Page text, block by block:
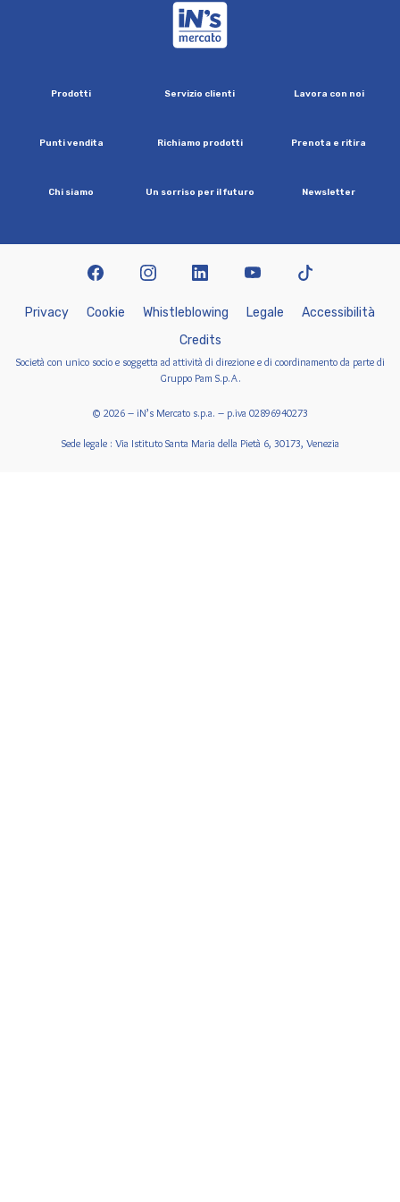
Prodotti Servizio clienti Lavora con noi
Puntivendita Richiamo prodotti Prenota e ritira
Chi siamo Un sorriso per ilfuturo Newsletter
© 2026 – iN’s Mercato s.p.a. – p.iva 02896940273
Sede legale : Via Istituto Santa Maria della Pietà 6, 30173, Venezia
Privacy Cookie Whist eb owing Lega e Accessibi ità
Credits
Società con unico socio e soggetta ad attività di direzione e di coordinamento da parte di
Gruppo Pam S.p.A.
facebookinstagram linkedin youtubetiktok